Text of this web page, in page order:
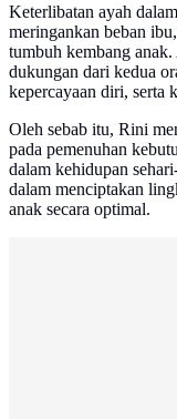
Keterlibatan ayah
meringankan beban
tumbuh kembang
dukungan dari kedua
kepercayaan diri, serta
Oleh sebab itu, Rini
pada pemenuhan
dalam kehidupan
dalam menciptakan
anak secara optimal.